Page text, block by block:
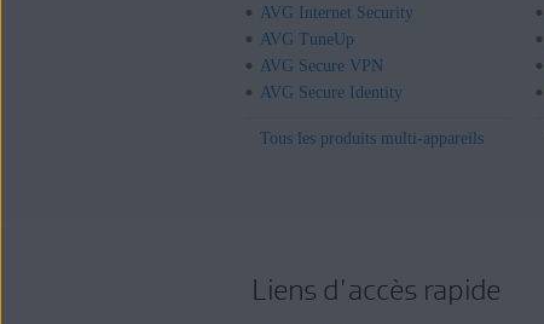
AVG Internet Security
AVG TuneUp
AVG Secure VPN
AVG Secure Identity
Tous les produits multi-appareils
Liens d'accès rapide